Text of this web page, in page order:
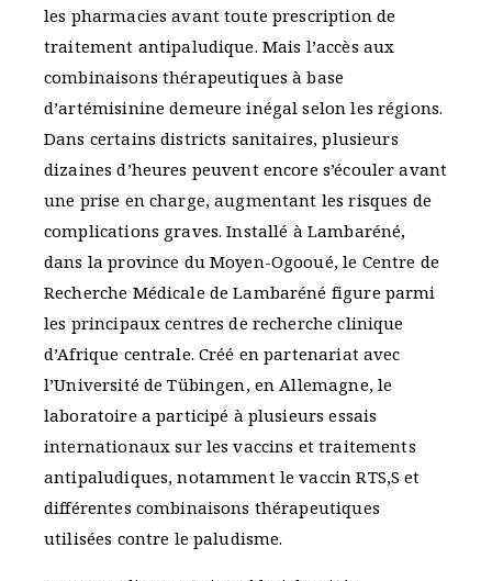
les pharmacies avant toute prescription de
traitement antipaludique. Mais l’accès aux
combinaisons thérapeutiques à base
d’artémisinine demeure inégal selon les régions.
Dans certains districts sanitaires, plusieurs
dizaines d’heures peuvent encore s’écouler avant
une prise en charge, augmentant les risques de
complications graves. Installé à Lambaréné,
dans la province du Moyen-Ogooué, le Centre de
Recherche Médicale de Lambaréné figure parmi
les principaux centres de recherche clinique
d’Afrique centrale. Créé en partenariat avec
l’Université de Tübingen, en Allemagne, le
laboratoire a participé à plusieurs essais
internationaux sur les vaccins et traitements
antipaludiques, notamment le vaccin RTS,S et
différentes combinaisons thérapeutiques
utilisées contre le paludisme.